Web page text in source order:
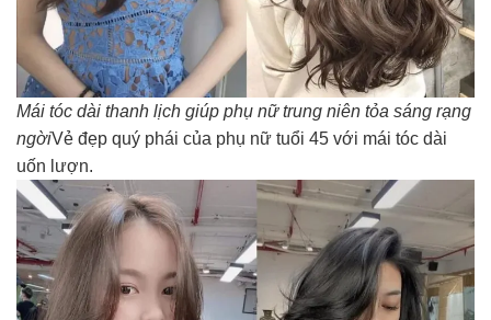
Mái tóc dài thanh lịch giúp phụ nữ trung niên tỏa sáng rạng
ngờiVẻ đẹp quý phái của phụ nữ tuổi 45 với mái tóc dài
uốn lượn.